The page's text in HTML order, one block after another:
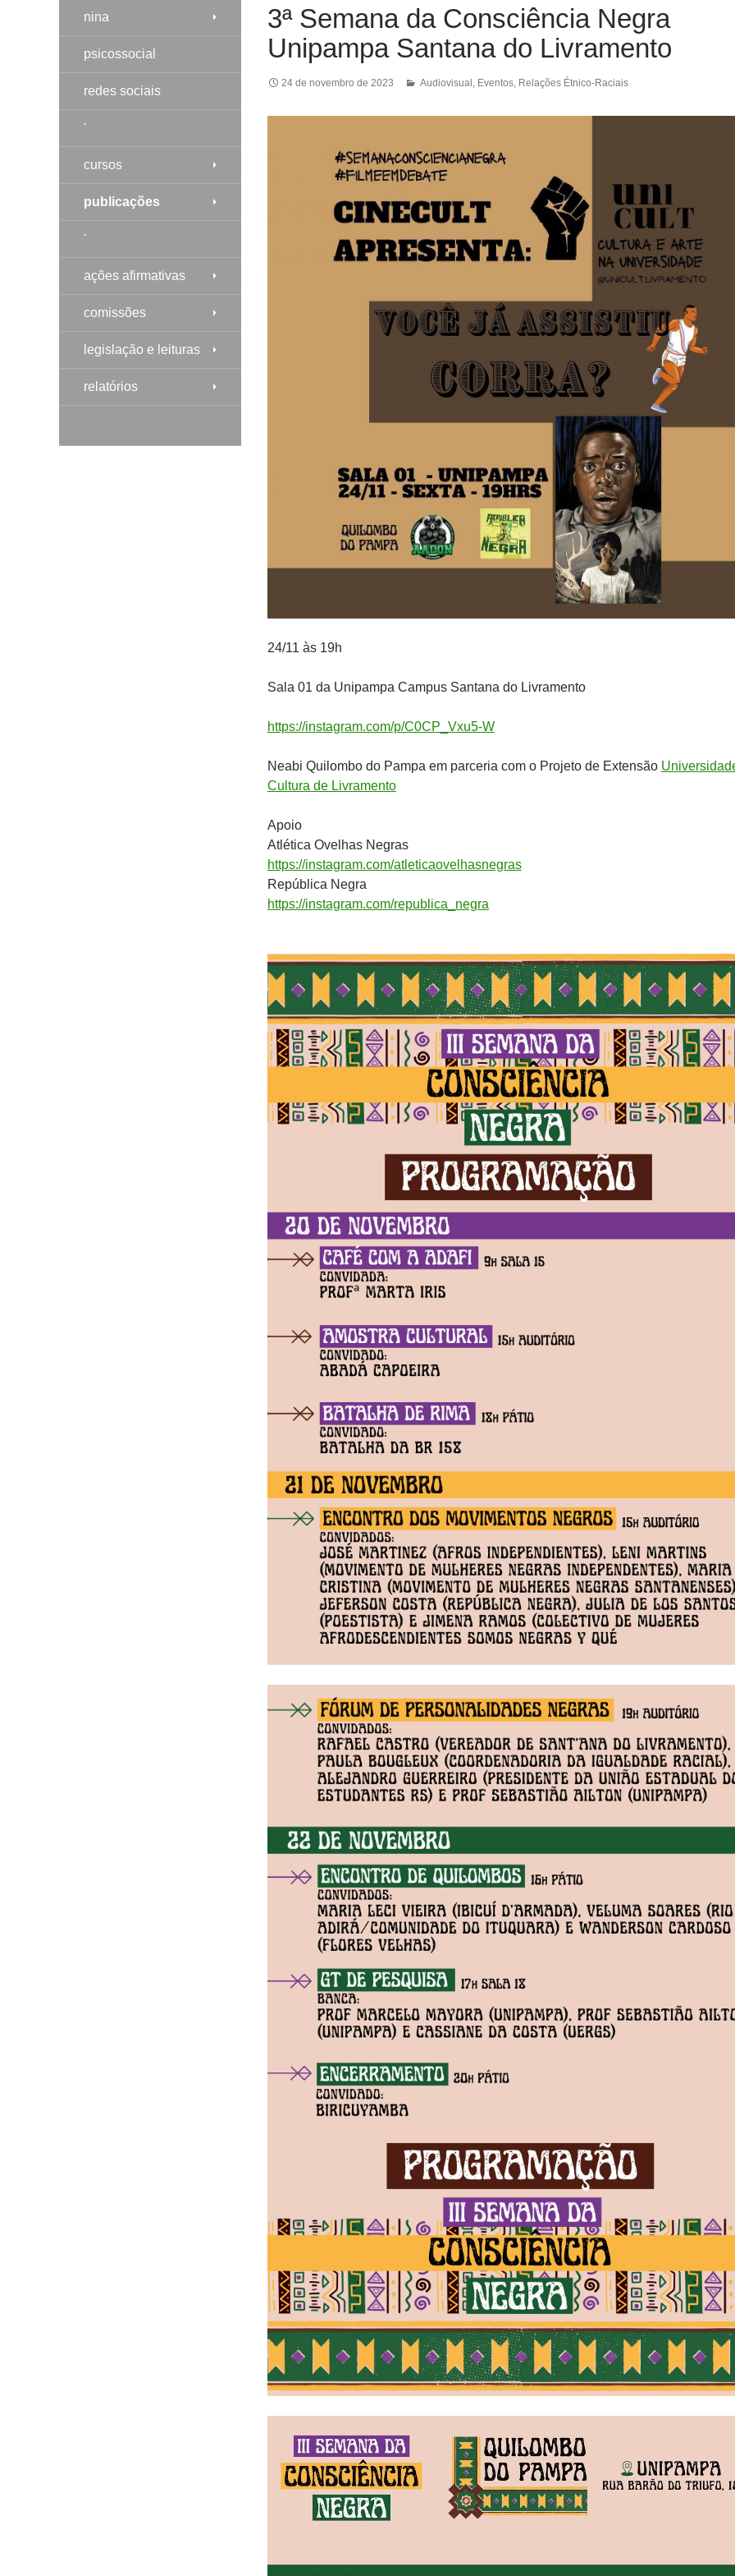
3ª Semana da Consciência Negra
Unipampa Santana do Livramento
24 de novembro de 2023 Audiovisual Eventos, Relações Étnico-Raciais
24/11 às 19h
Sala 01 da Unipampa Campus Santana do Livramento
https://instagram.com/p/C0CP_Vxu5-W
Neabi Quilombo do Pampa em parceria com o Projeto de Extensão
Cultura de Livramento
Apoio
Atlética Ovelhas Negras
https://instagram.com/atleticaovelhasnegras
República Negra
https://instagram.com/republica_negra
nina
psicossocial
redes sociais
༌
cursos
publicações
༌
ações afirmativas
comissões
legislação e leituras
relatórios